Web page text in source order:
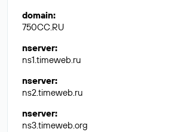
domain:
750CC.RU
nserver:
ns1.timeweb.ru
nserver:
ns2.timeweb.ru
nserver:
ns3.timeweb.org